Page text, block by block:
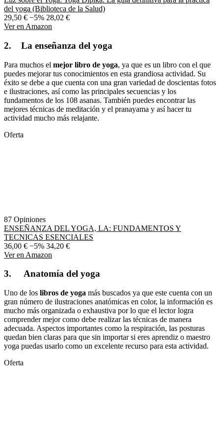
del yoga (Biblioteca de la Salud)
29,50 € −5% 28,02 €
Ver en Amazon
2. La enseñanza del yoga
Para muchos el mejor libro de yoga, ya que es un libro con el que
puedes mejorar tus conocimientos en esta grandiosa actividad. Su
éxito se debe a que cuenta con una gran variedad de doscientas fotos
e ilustraciones, así como las principales secuencias y los
fundamentos de los 108 asanas. También puedes encontrar las
mejores técnicas de meditación y el pranayama y así hacer tu
actividad mucho más relajante.
Oferta
87 Opiniones
ENSEÑANZA DEL YOGA, LA: FUNDAMENTOS Y
TECNICAS ESENCIALES
36,00 € −5% 34,20 €
Ver en Amazon
3. Anatomía del yoga
Uno de los libros de yoga más buscados ya que este cuenta con un
gran número de ilustraciones anatómicas en color, la información es
mucho más organizada o exhaustiva por lo que el lector logra
comprender mejor como debe realizar las técnicas de manera
adecuada. Aspectos importantes como la respiración, las posturas
quedan bien claras para que sin importar si eres aprendiz o maestro
yoga puedas usarlo como un excelente recurso para esta actividad.
Oferta